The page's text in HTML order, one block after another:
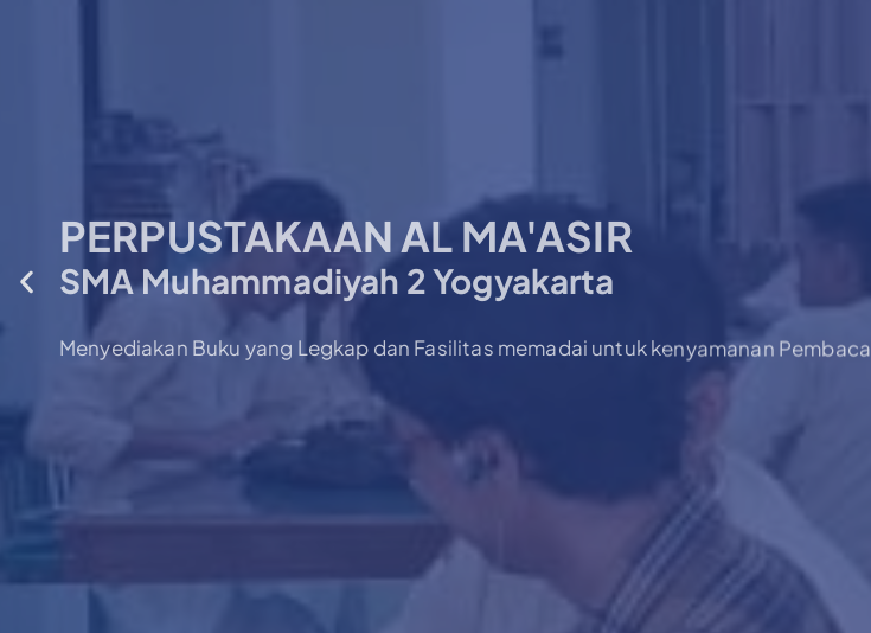
PERPUSTAKAAN AL MA'ASIR
SMA Muhammadiyah 2 Yogyakarta
Menyediakan Buku yang Legkap dan Fasilitas memadai untuk kenyamanan Pembaca